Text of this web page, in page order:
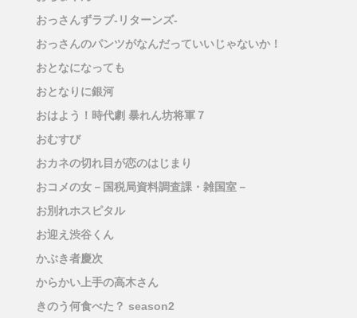
おっさんずラブ-リターンズ-
おっさんのパンツがなんだっていいじゃないか！
おとなになっても
おとなりに銀河
おはよう！時代劇 暴れん坊将軍７
おむすび
おカネの切れ目が恋のはじまり
おコメの女－国税局資料調査課・雑国室－
お別れホスピタル
お迎え渋谷くん
かぶき者慶次
からかい上手の高木さん
きのう何食べた？ season2